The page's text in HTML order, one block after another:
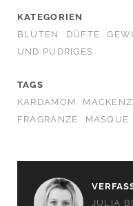
KATEGORIEN
BLÜTEN
DÜFTE
UND PUDRIGES
TAGS
KARDAMOM
FRAGRANZE
MASQUE
JULIA